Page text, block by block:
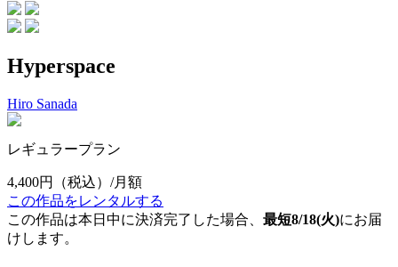
Hyperspace
Hiro Sanada
レギュラープラン
4,400円
（税込）/月額
この作品をレンタルする
この作品は本日中に決済完了した場合、 最短8/18(火)にお届
けします。